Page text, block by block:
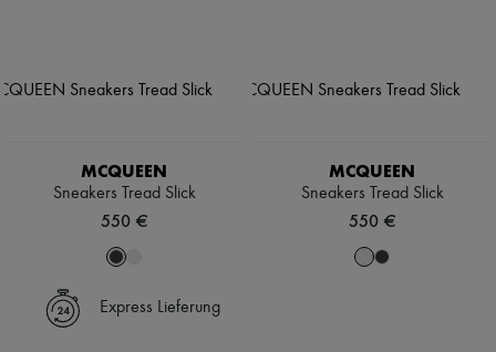
MCQUEEN
Sneakers Tread Slick
550 €
MCQUEEN
Sneakers Tread Slick
550 €
Express Lieferung